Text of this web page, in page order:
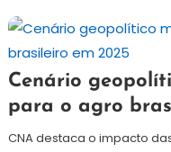
16
de
dezembro
de
Redação
Cenário
para o agro
CNA destaca o impacto